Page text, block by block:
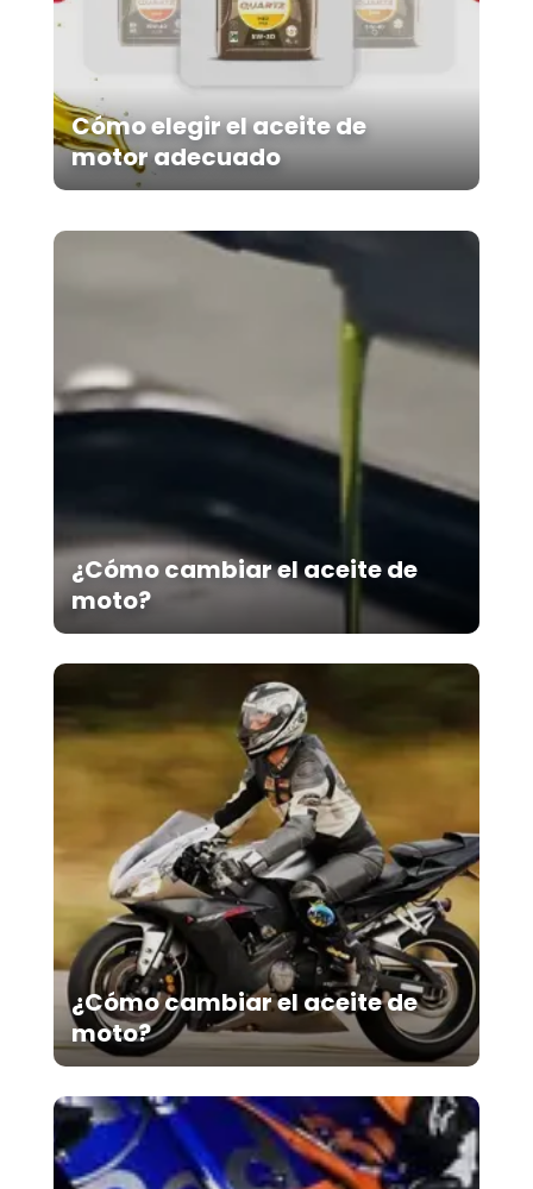
Cómo elegir el aceite de
motor adecuado
¿Cómo cambiar el aceite de
moto?
¿Cómo cambiar el aceite de
moto?